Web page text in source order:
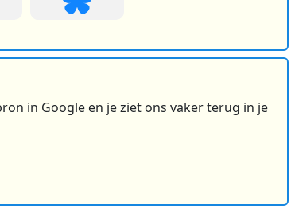
in Google en je ziet ons vaker terug in je